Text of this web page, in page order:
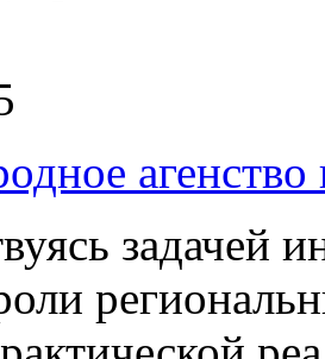
агенство
задачей